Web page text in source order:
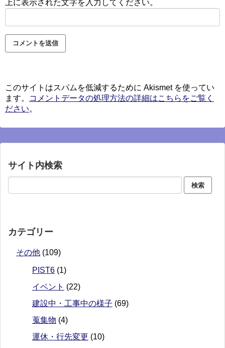
上に表示された文字を入力してください。
このサイトはスパムを低減するために Akismet を使ってい
ます。
コメントデータの処理方法の詳細はこちらをご覧く
ださい。
サイト内検索
カテゴリー
その他 (109)
PIST6 (1)
イベント (22)
建設中・工事中の様子 (69)
蒐集物 (4)
運休・行先変更 (10)